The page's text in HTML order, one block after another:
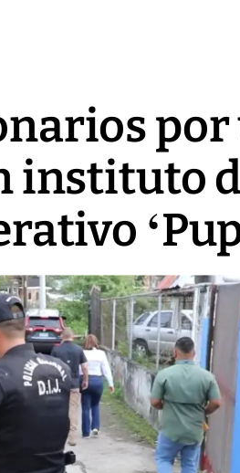
instituto
Video, Japón:
deja heridos y
daños en